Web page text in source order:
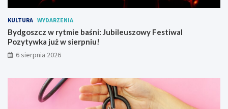
m
w
a
j
y
KULTURA WYDARZENIA
Bydgoszcz w rytmie baśni: Jubileuszowy Festiwal
Pozytywka już w sierpniu!
6 sierpnia 2026